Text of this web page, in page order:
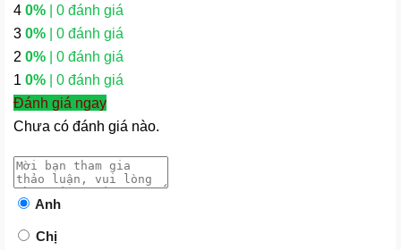
4 0% | 0 đánh giá
3 0% | 0 đánh giá
2 0% | 0 đánh giá
1 0% | 0 đánh giá
Đánh giá ngay
Chưa có đánh giá nào.
Anh
Chị